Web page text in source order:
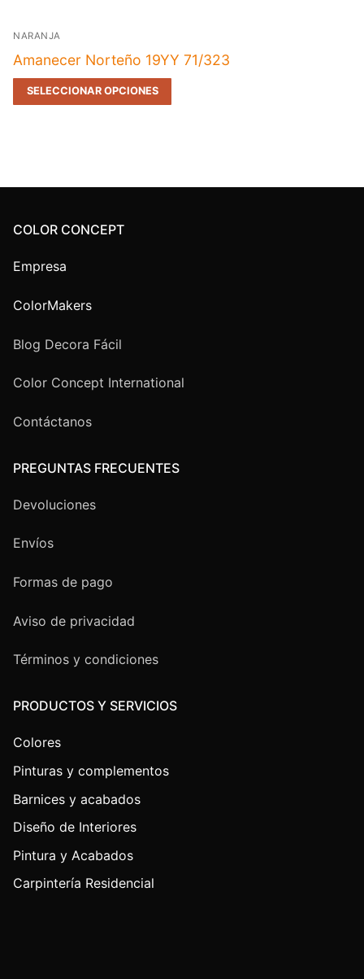
NARANJA
Amanecer Norteño 19YY 71/323
SELECCIONAR OPCIONES
COLOR CONCEPT
Empresa
ColorMakers
Blog Decora Fácil
Color Concept International
Contáctanos
PREGUNTAS FRECUENTES
Devoluciones
Envíos
Formas de pago
Aviso de privacidad
Términos y condiciones
PRODUCTOS Y SERVICIOS
Colores
Pinturas y complementos
Barnices y acabados
Diseño de Interiores
Pintura y Acabados
Carpintería Residencial